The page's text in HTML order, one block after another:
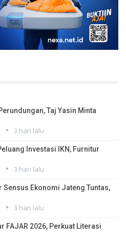
Taj Yasin Minta
3 hari lalu
Investasi IKN, Furnitur
3 hari lalu
Sensus Ekonomi Jateng Tuntas,
3 hari lalu
FAJAR 2026, Perkuat Literasi